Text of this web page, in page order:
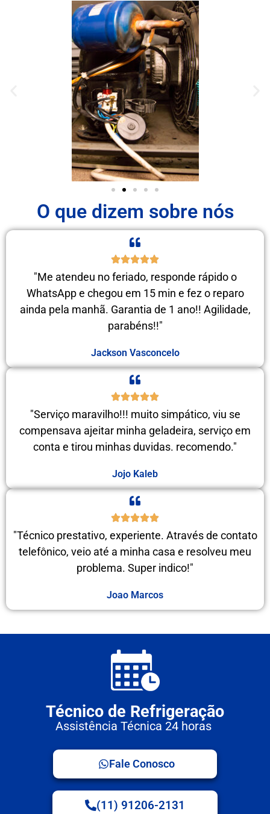
O que dizem sobre nós
"Me atendeu no feriado, responde rápido o
WhatsApp e chegou em 15 min e fez o reparo
ainda pela manhã. Garantia de 1 ano!! Agilidade,
parabéns!!"
Jackson Vasconcelo
"Serviço maravilho!!! muito simpático, viu se
compensava ajeitar minha geladeira, serviço em
conta e tirou minhas duvidas. recomendo."
Jojo Kaleb
"Técnico prestativo, experiente. Através de contato
telefônico, veio até a minha casa e resolveu meu
problema. Super indico!"
Joao Marcos
Técnico de Refrigeração
Assistência Técnica 24 horas
Fale Conosco
(11) 91206-2131